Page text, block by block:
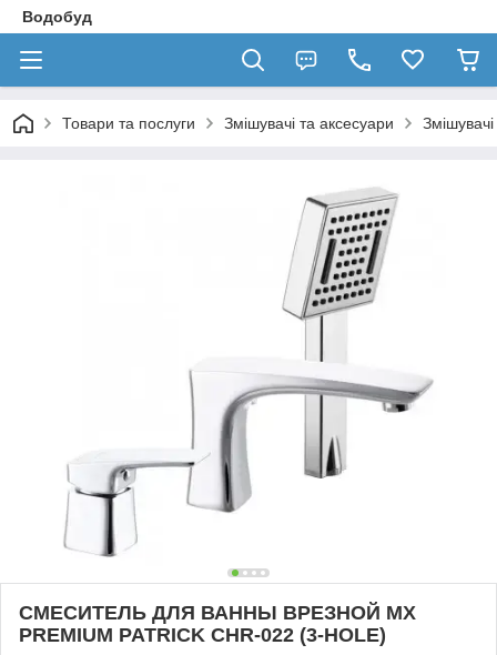
Водобуд
Товари та послуги Змішувачі та аксесуари
СМЕСИТЕЛЬ ДЛЯ ВАННЫ ВРЕЗНОЙ MX
PREMIUM PATRICK CHR-022 (3-HOLE)